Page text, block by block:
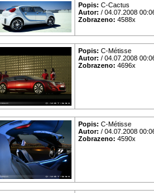
Popis: C-Cactus
Autor: / 04.07.2008
Zobrazeno: 4588x
Popis: C-Métisse
Autor: / 04.07.2008
Zobrazeno: 4696x
Popis: C-Métisse
Autor: / 04.07.2008
Zobrazeno: 4590x